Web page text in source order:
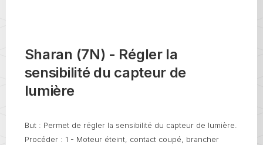
Sharan (7N) - Régler la
sensibilité du capteur de
lumière
But : Permet de régler la sensibilité du capteur de lumière.
Procéder : 1 - Moteur éteint, contact coupé, brancher